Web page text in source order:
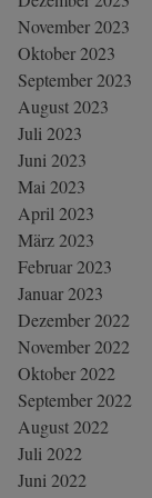
November 2023
Oktober 2023
September 2023
August 2023
Juli 2023
Juni 2023
Mai 2023
April 2023
März 2023
Februar 2023
Januar 2023
Dezember 2022
November 2022
Oktober 2022
September 2022
August 2022
Juli 2022
Juni 2022